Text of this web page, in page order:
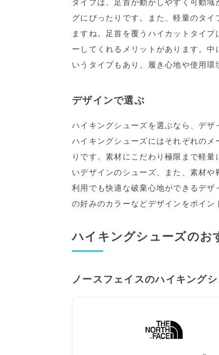
タイプは、足首が動かしやすく可動
グにぴったりです。また、軽量のタ
ますね。足首を覆うハイカットタイ
ーしてくれるメリットがあります。
いうタイプもあり、履き心地や使用
デザインで選ぶ
ハイキングシューズを選ぶなら、デ
ハイキングシューズにはそれぞれの
りです。素材にこだわり極限まで軽
いデザインのシューズ、また、素材
利用でも快適な破棄心地ができるデ
の好みのカラーなどデザインをポイ
ハイキングシューズのお
ノースフェイスのハイキング